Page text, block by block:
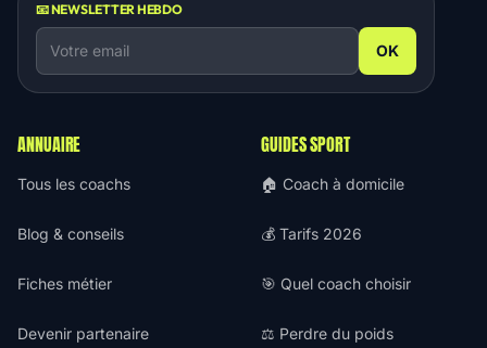
📧 NEWSLETTER HEBDO
OK
ANNUAIRE
Tous les coachs
Blog & conseils
Fiches métier
Devenir partenaire
GUIDES SPORT
🏠 Coach à domicile
💰 Tarifs 2026
🎯 Quel coach choisir
⚖️ Perdre du poids